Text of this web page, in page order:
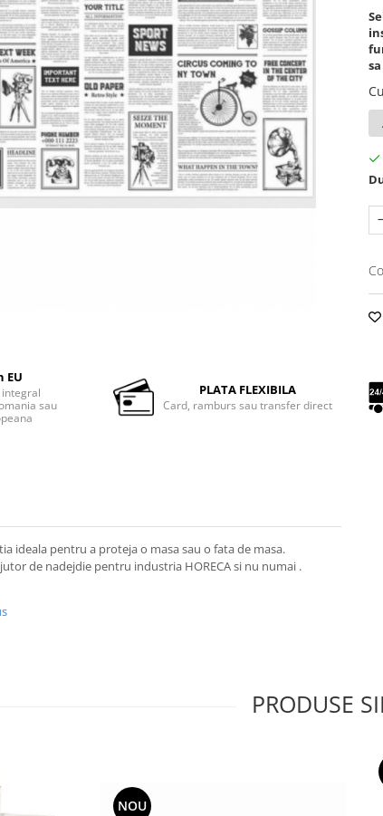
EU
sau
PLATA FLEXIBILA
Card, ramburs sau transfer direct
ideala pentru a proteja o masa sau o fata de masa.
de nadejdie pentru industria HORECA si nu numai .
PRODUSE
NOU